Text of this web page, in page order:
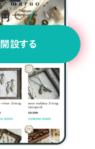
設する
理由